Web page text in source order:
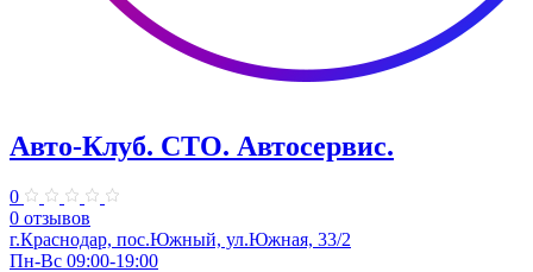
Авто-Клуб. СТО. Автосервис.
0
0 отзывов
г.Краснодар, пос.Южный, ул.Южная, 33/2
Пн-Вс 09:00-19:00